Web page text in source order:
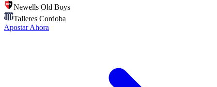
Newells Old Boys
Talleres Cordoba
Apostar Ahora